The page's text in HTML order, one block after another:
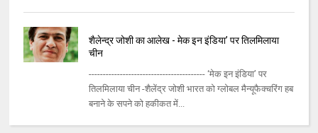
शैलेन्द्र जोशी का आलेख - मेक इन इंडिया’ पर तिलमिलाया
चीन
----------------------------------------- ‘मेक इन इंडिया’ पर
तिलमिलाया चीन -शैलेंद्र जोशी भारत को ग्लोबल मैन्यूफैक्चरिंग हब
बनाने के सपने को हकीकत में...